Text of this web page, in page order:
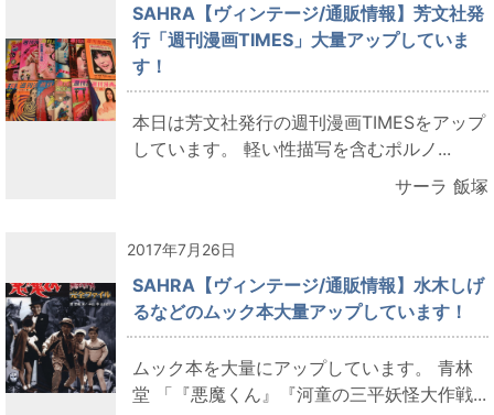
SAHRA【ヴィンテージ/通販情報】芳文社発
行「週刊漫画TIMES」大量アップしていま
す！
本日は芳文社発行の週刊漫画TIMESをアップ
しています。 軽い性描写を含むポルノ...
サーラ 飯塚
2017年7月26日
SAHRA【ヴィンテージ/通販情報】水木しげ
るなどのムック本大量アップしています！
ムック本を大量にアップしています。 青林
堂 「『悪魔くん』『河童の三平妖怪大作戦...